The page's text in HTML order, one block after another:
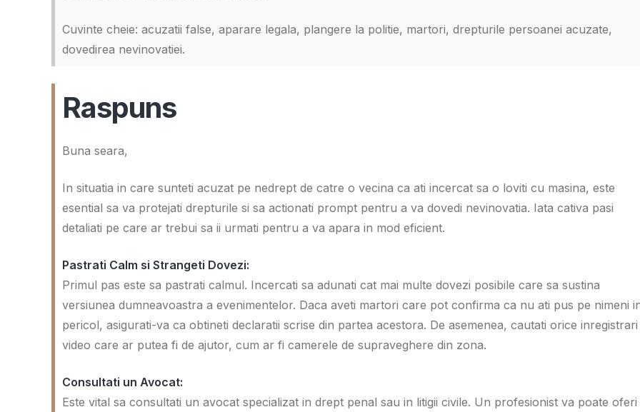
Cuvinte cheie: acuzatii false, aparare legala, plangere la politie, martori, drepturile persoanei acuzate,
dovedirea nevinovatiei.
Raspuns
Buna seara,
In situatia in care sunteti acuzat pe nedrept de catre o vecina ca ati incercat sa o loviti cu masina, este
esential sa va protejati drepturile si sa actionati prompt pentru a va dovedi nevinovatia. Iata cativa pasi
detaliati pe care ar trebui sa ii urmati pentru a va apara in mod eficient.
Pastrati Calm si Strangeti Dovezi:
Primul pas este sa pastrati calmul. Incercati sa adunati cat mai multe dovezi posibile care sa sustina
versiunea dumneavoastra a evenimentelor. Daca aveti martori care pot confirma ca nu ati pus pe nimeni
pericol, asigurati-va ca obtineti declaratii scrise din partea acestora. De asemenea, cautati orice inregistrari
video care ar putea fi de ajutor, cum ar fi camerele de supraveghere din zona.
Consultati un Avocat:
Este vital sa consultati un avocat specializat in drept penal sau in litigii civile. Un profesionist va poate oferi